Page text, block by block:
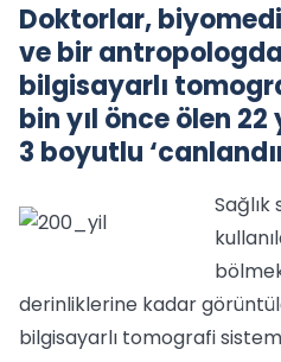
Doktorlar,
ve bir
bilgisayarlı
bin yıl önce ölen 22
3 boyutlu
Sağlık
derinliklerine kadar
bilgisayarlı tomografi